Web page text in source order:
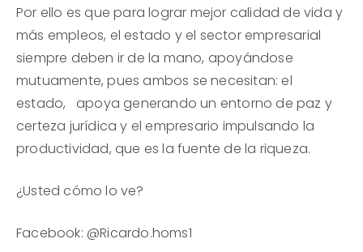
Por ello es que para lograr mejor calidad de vida y
más empleos, el estado y el sector empresarial
siempre deben ir de la mano, apoyándose
mutuamente, pues ambos se necesitan: el
estado, apoya generando un entorno de paz y
certeza jurídica y el empresario impulsando la
productividad, que es la fuente de la riqueza.
¿Usted cómo lo ve?
Facebook: @Ricardo.homs1